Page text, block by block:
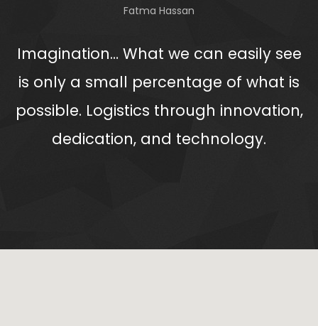
Fatma Hassan
Imagination… What we can easily see
is only a small percentage of what is
possible. Logistics through innovation,
dedication, and technology.